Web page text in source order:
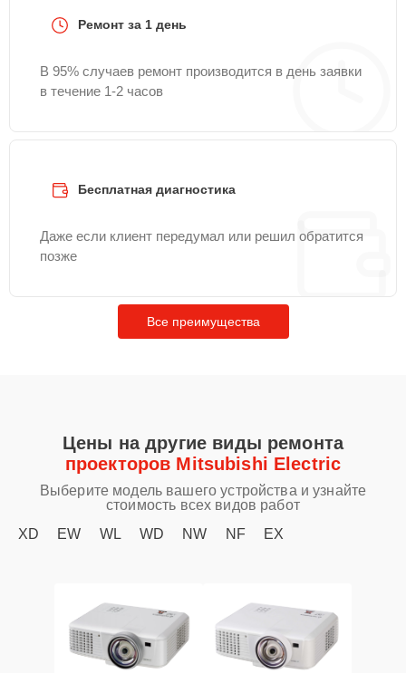
Ремонт за 1 день
В 95% случаев ремонт производится в день заявки
в течение 1-2 часов
Бесплатная диагностика
Даже если клиент передумал или решил обратится
позже
Все преимущества
Цены на другие виды ремонта
проекторов Mitsubishi Electric
Выберите модель вашего устройства и узнайте
стоимость всех видов работ
XD
EW WL WD NW NF EX